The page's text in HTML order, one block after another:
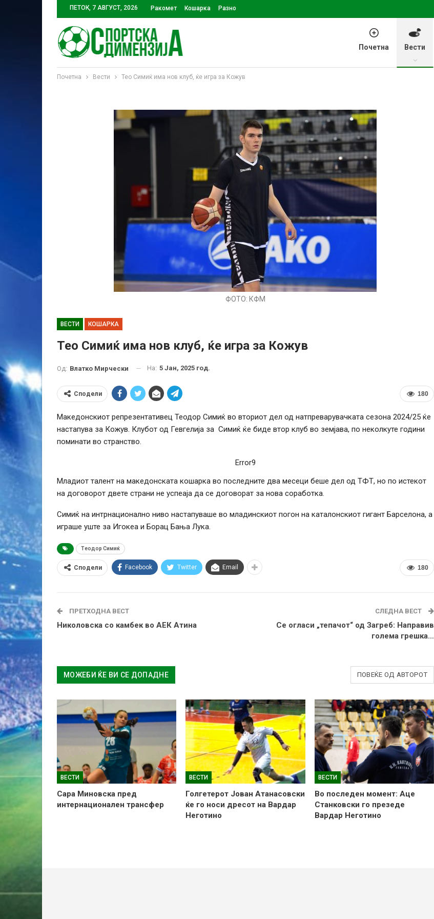
ПЕТОК, 7 АВГУСТ, 2026 Ракомет Кошарка Разно
Почетна Вести
Почетна Вести Тео Симиќ има нов клуб, ќе игра за Кожув
ФОТО: КФМ
ВЕСТИ КОШАРКА
Тео Симиќ има нов клуб, ќе игра за Кожув
Од: Влатко Мирчески На: 5 Јан, 2025 год.
180
Сподели
Македонскиот репрезентативец Теодор Симиќ во вториот дел од натпреварувачката сезона 2024/25 ќе
настапува за Кожув. Клубот од Гевгелија за Симиќ ќе биде втор клуб во земјава, по неколкуте години
поминати во странство.
Error9
Младиот талент на македонската кошарка во последните два месеци беше дел од ТФТ, но по истекот
на договорот двете страни не успеаја да се договорат за нова соработка.
Симиќ на интрнационално ниво настапуваше во младинскиот погон на каталонскиот гигант Барселона, а
играше уште за Игокеа и Борац Бања Лука.
Теодор Симиќ
180
Сподели Facebook Twitter Email
ПРЕТХОДНА ВЕСТ
Николовска со камбек во АЕК Атина
СЛЕДНА ВЕСТ
Се огласи „тепачот“ од Загреб: Направив
голема грешка…
МОЖЕБИ ЌЕ ВИ СЕ ДОПАДНЕ ПОВЕЌЕ ОД АВТОРОТ
ВЕСТИ
Сара Миновска пред
интернационален трансфер
ВЕСТИ
Голгетерот Јован Атанасовски
ќе го носи дресот на Вардар
Неготино
ВЕСТИ
Во последен момент: Аце
Станковски го презеде
Вардар Неготино